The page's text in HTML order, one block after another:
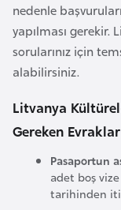
nedenle
yapılması gerekir.
sorularınız için
alabilirsiniz.
Litvanya
Gereken Evraklar
Pasaportun
adet boş
tarihinden
B
e
n
i